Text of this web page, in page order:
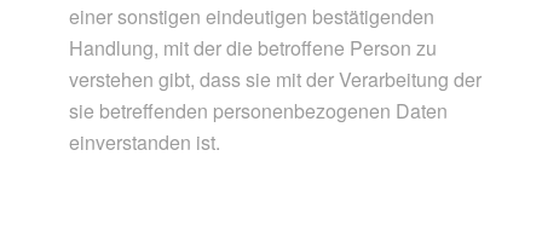
einer sonstigen eindeutigen bestätigenden
Handlung, mit der die betroffene Person zu
verstehen gibt, dass sie mit der Verarbeitung der
sie betreffenden personenbezogenen Daten
einverstanden ist.